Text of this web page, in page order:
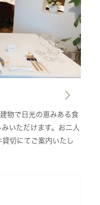
物で日光の恵みある食
いただけます。お二人
切にてご案内いたし